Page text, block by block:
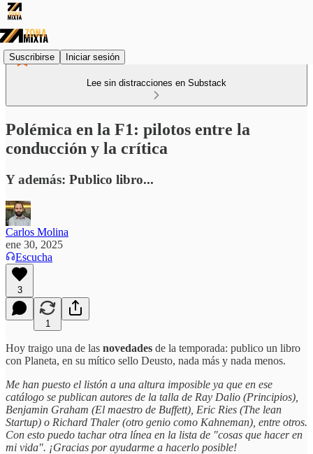
Suscribirse Iniciar sesión
Lee sin distracciones en Substack
Polémica en la F1: pilotos entre la
conducción y la crítica
Y además: Publico libro...
Carlos Molina
ene 30, 2025
Escucha
3
1
Hoy traigo una de las novedades de la temporada: publico un libro
con Planeta, en su mítico sello Deusto, nada más y nada menos.
Me han puesto el listón a una altura imposible ya que en ese
catálogo se publican autores de la talla de Ray Dalio (Principios),
Benjamin Graham (El maestro de Buffett), Eric Ries (The lean
Startup) o Richard Thaler (otro genio como Kahneman), entre otros.
Con esto puedo tachar otra línea en la lista de "cosas que hacer en
mi vida". ¡Gracias por ayudarme a hacerlo posible!